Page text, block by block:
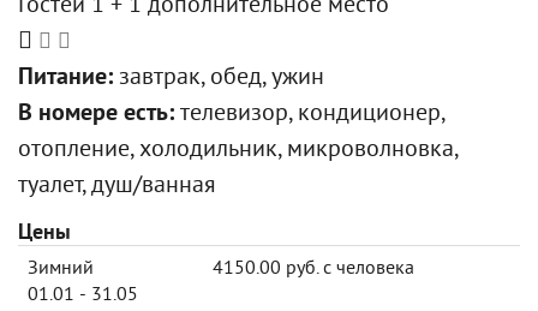
Гостей 1 + 1 дополнительное место
Питание: завтрак, обед, ужин
В номере есть: телевизор, кондиционер,
отопление, холодильник, микроволновка,
туалет, душ/ванная
Цены
Зимний
01.01 - 31.05
4150.00 руб. с человека